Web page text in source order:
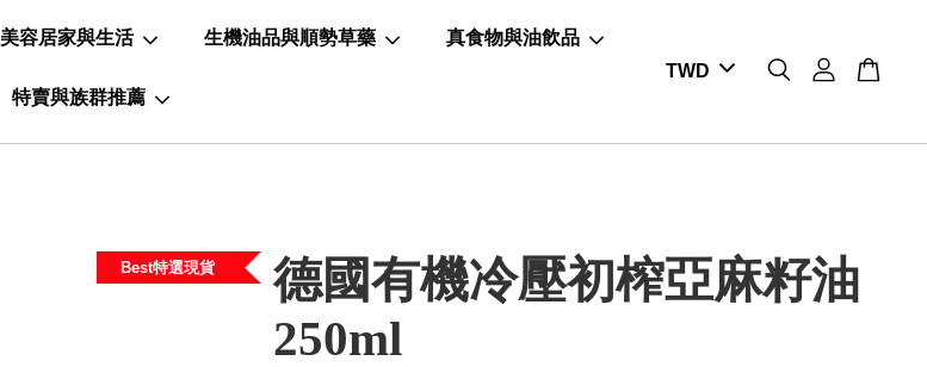
美容居家與生活 生機油品與順勢草藥 真食物與油飲品
特賣與族群推薦
Best特選現貨
德國有機冷壓初榨亞麻籽油
250ml